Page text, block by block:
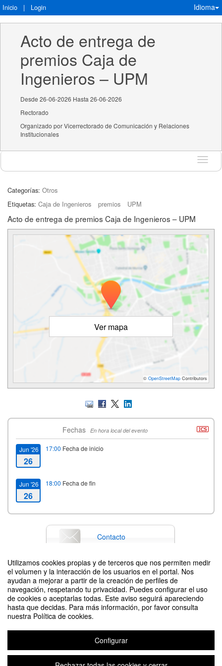
Utilizamos cookies propias y de terceros que nos permiten medir
el volumen y la interacción de los usuarios en el portal. Nos
ayudan a mejorar a partir de la creación de perfiles de
navegación, respetando tu privacidad. Puedes configurar el uso
de cookies o aceptarlas todas. Este aviso seguirá apareciendo
hasta que decidas. Para más información, por favor consulta
nuestra Política de cookies.
Configurar
Inicio | Login Idioma
Acto de entrega de
premios Caja de
Ingenieros – UPM
Desde 26-06-2026 Hasta 26-06-2026
Rectorado
Organizado por Vicerrectorado de Comunicación y Relaciones
Institucionales
Idioma
Categorías: Otros
Etiquetas: Caja de Ingenieros premios UPM
Acto de entrega de premios Caja de Ingenieros – UPM
Ver mapa
© OpenStreetMap Contributors
Fechas En hora local del evento
Jun '26
26
17:00 Fecha de inicio
Jun '26
26
18:00 Fecha de fin
Contacto
Difunde tu evento poniendo el siguiente código en tu sitio
Acto de entrega de premios Caja de Ingenieros – UPM
Organizado por Vicerrectorado de Comunicación y Relaciones Institucionales